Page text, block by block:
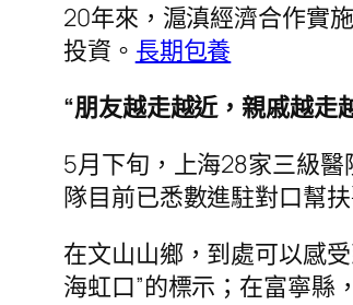
20年來，滬滇經濟合作實
投資。 長期包養
“朋友越走越近，親戚越走
5月下旬，上海28家三級
隊目前已悉數進駐對口幫扶
在文山山鄉，到處可以感
海虹口”的標示；在富寧縣